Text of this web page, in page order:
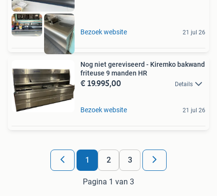
Bezoek website 21 jul 26
Nog niet gereviseerd - Kiremko bakwand
friteuse 9 manden HR
€ 19.995,00 Details
Bezoek website 21 jul 26
1 2 3
Pagina 1 van 3